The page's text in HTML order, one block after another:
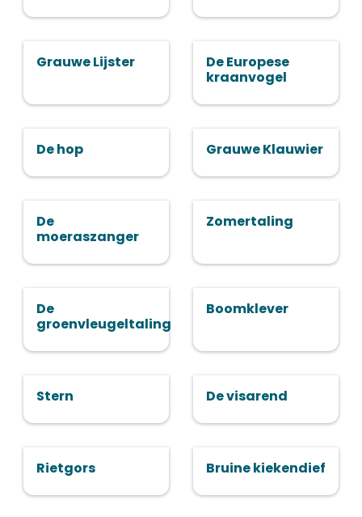
Grauwe Lijster
De Europese
kraanvogel
De hop Grauwe Klauwier
De
moeraszanger
Zomertaling
De
groenvleugeltaling
Boomklever
Stern De visarend
Rietgors Bruine kiekendief